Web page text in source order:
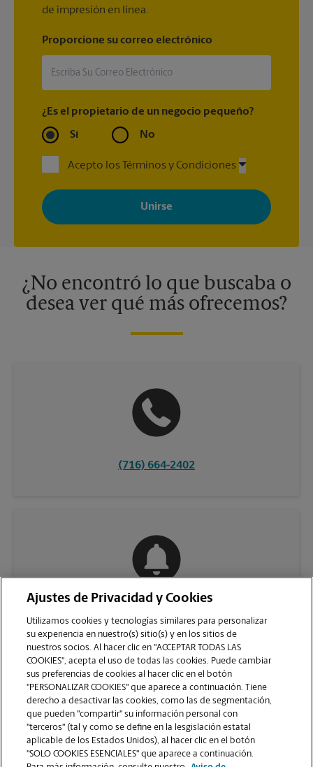
de impresión en línea.
Proporcione su correo electrónico
¿Es el propietario de un negocio pequeño?
Sí No
Acepto los Términos y Condiciones
Al registrarse, acepta recibir correos electrónicos de The UPS
Store con noticias, ofertas especiales, promociones y mensajes
adaptados a sus intereses. Puede darse de baja en cualquier
momento. Para más información, consulte nuestra política de
¿No encontró lo que buscaba o
desea ver qué más ofrecemos?
(716) 664-2402
VER LA PÁGINA DE LA TIENDA
Ajustes de Privacidad y Cookies
Utilizamos cookies y tecnologías similares para personalizar
su experiencia en nuestro(s) sitio(s) y en los sitios de
nuestros socios. Al hacer clic en "ACCEPTAR TODAS LAS
COOKIES", acepta el uso de todas las cookies. Puede cambiar
sus preferencias de cookies al hacer clic en el botón
"PERSONALIZAR COOKIES" que aparece a continuación. Tiene
derecho a desactivar las cookies, como las de segmentación,
que pueden "compartir" su información personal con
"terceros" (tal y como se define en la lesgislación estatal
aplicable de los Estados Unidos), al hacer clic en el botón
"SOLO COOKIES ESENCIALES" que aparece a continuación.